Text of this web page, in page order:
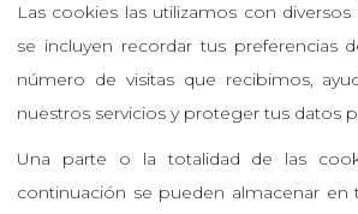
Las cookies las utilizamos con
se incluyen recordar tus preferencias
número de visitas que recibimos,
nuestros servicios y proteger tus datos
Una parte o la totalidad de las
continuación se pueden almacenar en